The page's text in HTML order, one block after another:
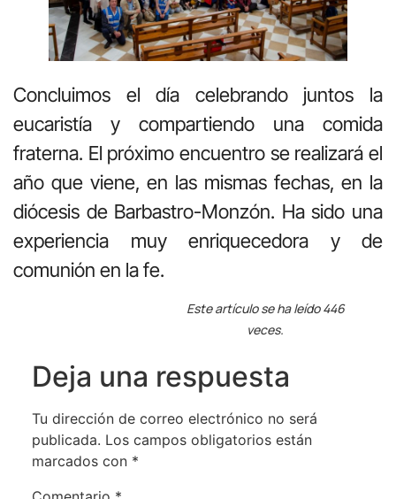
Concluimos el día celebrando juntos la
eucaristía y compartiendo una comida
fraterna. El próximo encuentro se realizará el
año que viene, en las mismas fechas, en la
diócesis de Barbastro-Monzón. Ha sido una
experiencia muy enriquecedora y de
comunión en la fe.
Este artículo se ha leído 446
veces.
Deja una respuesta
Tu dirección de correo electrónico no será
publicada. Los campos obligatorios están
marcados con *